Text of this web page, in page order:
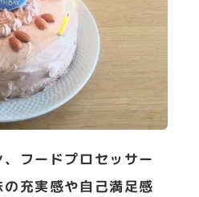
フードプロセッサー
充実感や自己満足感